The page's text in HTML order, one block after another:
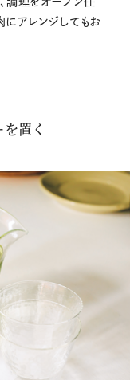
にアレンジしてもお
置く